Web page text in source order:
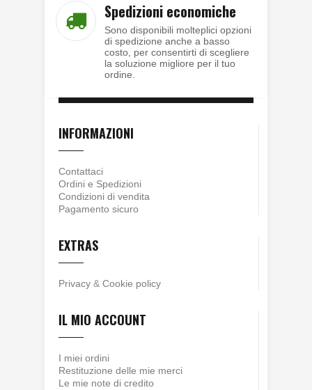
Spedizioni economiche
Sono disponibili molteplici opzioni
di spedizione anche a basso
costo, per consentirti di scegliere
la soluzione migliore per il tuo
ordine.
INFORMAZIONI
Contattaci
Ordini e Spedizioni
Condizioni di vendita
Pagamento sicuro
EXTRAS
Privacy & Cookie policy
IL MIO ACCOUNT
I miei ordini
Restituzione delle mie merci
Le mie note di credito